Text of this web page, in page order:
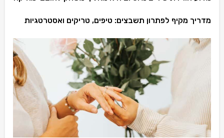
מדריך מקיף לפתרון תשבצים: טיפים, טריקים ואסטרטגיות